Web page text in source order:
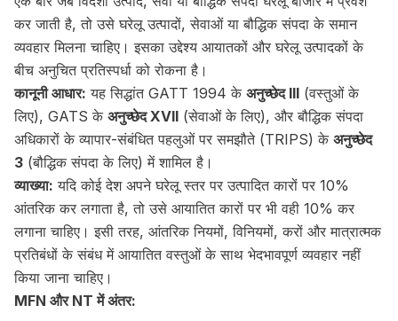
कर जाती है, तो उसे घरेलू उत्पादों, सेवाओं या बौद्धिक संपदा के समान
व्यवहार मिलना चाहिए। इसका उद्देश्य आयातकों और घरेलू उत्पादकों के
बीच अनुचित प्रतिस्पर्धा को रोकना है।
कानूनी आधार: यह सिद्धांत GATT 1994 के अनुच्छेद III (वस्तुओं के
लिए), GATS के अनुच्छेद XVII (सेवाओं के लिए), और बौद्धिक संपदा
अधिकारों के व्यापार-संबंधित पहलुओं पर समझौते (TRIPS) के अनुच्छेद
3 (बौद्धिक संपदा के लिए) में शामिल है।
व्याख्या: यदि कोई देश अपने घरेलू स्तर पर उत्पादित कारों पर 10%
आंतरिक कर लगाता है, तो उसे आयातित कारों पर भी वही 10% कर
लगाना चाहिए। इसी तरह, आंतरिक नियमों, विनियमों, करों और मात्रात्मक
प्रतिबंधों के संबंध में आयातित वस्तुओं के साथ भेदभावपूर्ण व्यवहार नहीं
किया जाना चाहिए।
MFN और NT में अंतर: